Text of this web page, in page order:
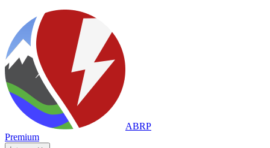
ABRP
Premium